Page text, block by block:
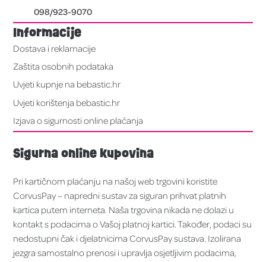
098/923-9070
Informacije
Dostava i reklamacije
Zaštita osobnih podataka
Uvjeti kupnje na bebastic.hr
Uvjeti korištenja bebastic.hr
Izjava o sigurnosti online plaćanja
Sigurna online kupovina
Pri kartičnom plaćanju na našoj web trgovini koristite
CorvusPay – napredni sustav za siguran prihvat platnih
kartica putem interneta. Naša trgovina nikada ne dolazi u
kontakt s podacima o Vašoj platnoj kartici. Također, podaci su
nedostupni čak i djelatnicima CorvusPay sustava. Izolirana
jezgra samostalno prenosi i upravlja osjetljivim podacima,